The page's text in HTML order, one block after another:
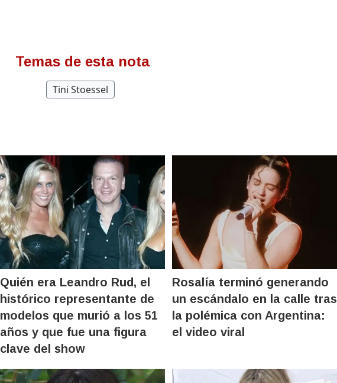
Temas de esta nota
Tini Stoessel
Quién era Leandro Rud, el
histórico representante de
modelos que murió a los 51
años y que fue una figura
clave del show
Rosalía terminó generando
un escándalo en la calle tras
la polémica con Argentina:
el video viral